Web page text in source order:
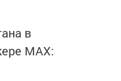
в
MАХ: